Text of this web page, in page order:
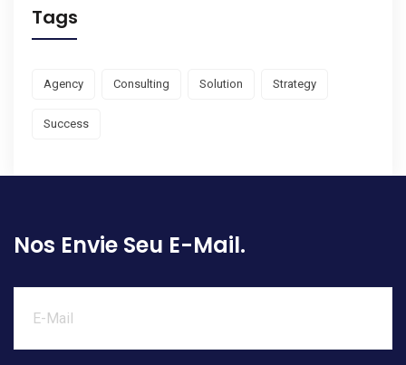
Tags
Agency Consulting Solution Strategy
Success
Nos Envie Seu E-Mail.